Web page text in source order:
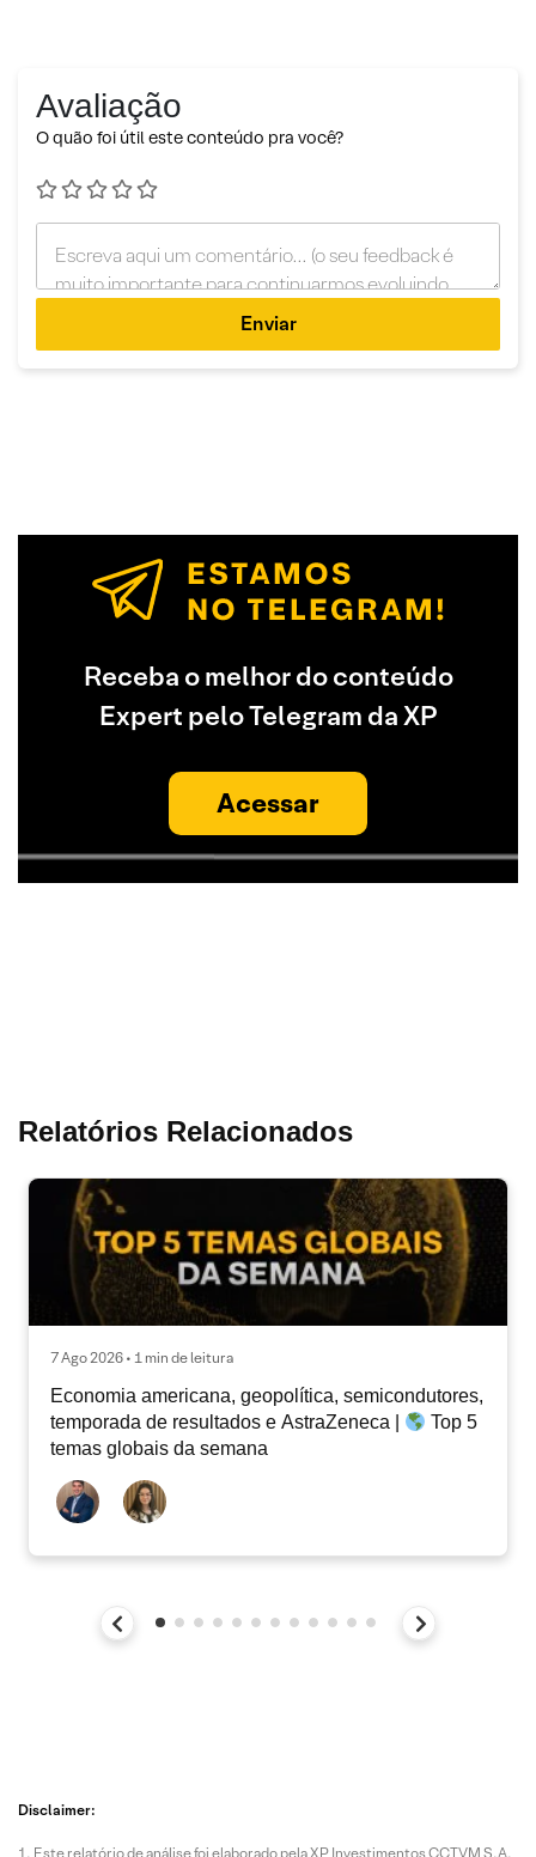
Avaliação
O quão foi útil este conteúdo pra você?
Enviar
Receba o melhor do conteúdo
Expert pelo Telegram da XP
Acessar
Relatórios Relacionados
7 Ago 2026 • 1 min de leitura
Economia americana, geopolítica, semicondutores,
temporada de resultados e AstraZeneca |
Top 5
temas globais da semana
Disclaimer:
Este relatório de análise foi elaborado pela XP Investimentos CCTVM S.A.